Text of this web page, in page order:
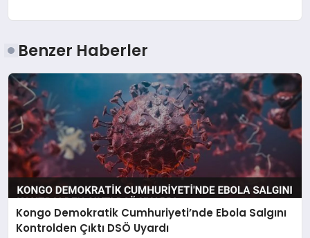
Benzer Haberler
Kongo Demokratik Cumhuriyeti’nde Ebola Salgını
Kontrolden Çıktı DSÖ Uyardı